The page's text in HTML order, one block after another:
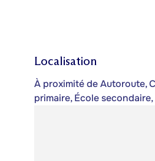
Localisation
À proximité de Autoroute,
primaire, École